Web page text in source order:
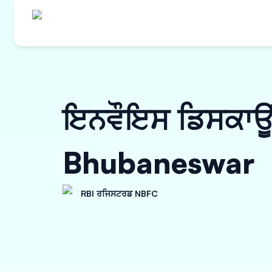
ਇਨਵੌਇਸ
Bhubaneswar
RBI ਰਜਿਸਟਰਡ NBFC